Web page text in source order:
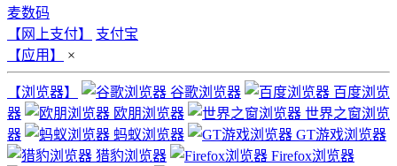
麦数码
【网上支付】
支付宝
【应用】
×
【浏览器】 谷歌浏览器
百度浏览
器
欧朋浏览器
世界之窗浏览
器
蚂蚁浏览器
GT游戏浏览器
猎豹浏览器
Firefox浏览器